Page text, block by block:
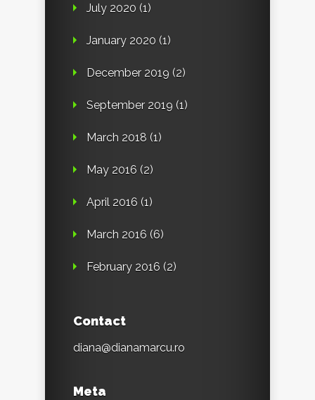
July 2020 (1)
January 2020 (1)
December 2019 (2)
September 2019 (1)
March 2018 (1)
May 2016 (2)
April 2016 (1)
March 2016 (6)
February 2016 (2)
Contact
diana@dianamarcu.ro
Meta